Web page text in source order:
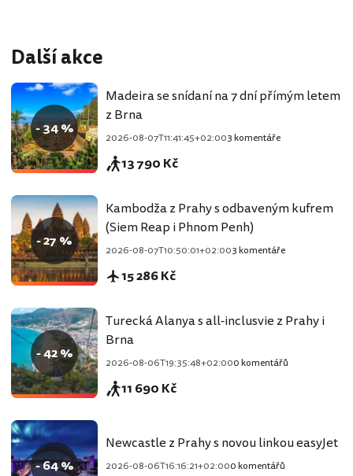
Další akce
- 34 %
Madeira se snídaní na 7 dní přímým letem
z Brna
2026-08-07T11:41:45+02:003 komentáře
13 790 Kč
- 27 %
Kambodža z Prahy s odbaveným kufrem
(Siem Reap i Phnom Penh)
2026-08-07T10:50:01+02:003 komentáře
15 286 Kč
- 42 %
Turecká Alanya s all-inclusvie z Prahy i
Brna
2026-08-06T19:35:48+02:000 komentářů
11 690 Kč
- 64 %
Newcastle z Prahy s novou linkou easyJet
2026-08-06T16:16:21+02:000 komentářů